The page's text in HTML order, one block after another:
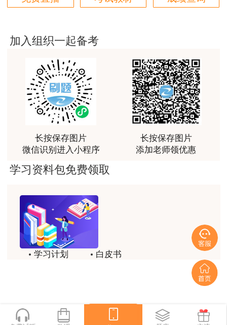
3位老师，讲的都非常的好，
3位老师，讲的都非常的好
用户m9****88
建设工程教育网很给力，课程逻辑清晰，老师讲解通
俗易懂，重点突出，模拟题质量高，押题卷压中的知
识点很多，尤其是实务简答题秘籍压中将近70%的小
问，让小白学员也能一次过四门，十分给力，值得推
用户jl****un
老师讲课认真负责，要点突出；我考试通过了。
用户m9****66
老师讲课认真负责，要点突出；我考试通过了。
用户ch****15
喜欢达老师的讲课
加入组织一起备考
长按保存图片
微信识别进入小程序
长按保存图片
添加老师领优惠
学习资料包免费领取
学习计划
白皮书